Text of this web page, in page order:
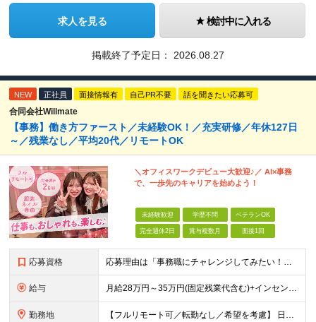
求人を見る 検討中に入れる
掲載終了予定日： 2026.08.27
NEW 正社員 面接情報有 自己PR不要 話を聞きたい応募可
合同会社Willmate
【事務】働き方ファースト／未経験OK！／充実研修／年休127日
～／残業なし／平均20代／リモートOK
＼オフィスワークデビュー大歓迎♪／ AI×事務
で、一歩先のキャリアを始めよう！
未経験歓迎 学歴不問 ベテランOK
完全週休2日 賞与複数月 面接1回
応募資格 応募理由は「事務職にチャレンジしてみたい！」でOK！ #学歴不問 #未経験OK #第二新卒歓迎 ★1つでも当てはまれば、マッチング率高め★ □ オフィスワークデビューしたい方 □ 人をサポートする
給与 月給28万円～35万円(固定残業代含む)+インセンティブ＋各種手当 ※経験・能力等を考慮の上、決定します。 ※残業はほとんどありませんが、発生した場合は時間外手当を100％支給します。 【固定残業
勤務地 【フルリモート可／転勤なし／希望を考慮】 日本47都道府県、どこでも就業可能！ （東京・神奈川・埼玉・千葉・北海道・宮城・愛知・大阪・福岡・新潟など 各拠点近郊のプロジェクト先） 【Point】